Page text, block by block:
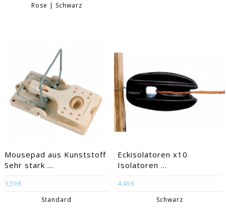
Rose | Schwarz
Mousepad aus Kunststoff
Sehr stark ...
3,59 €
Standard
Eckisolatoren x10
Isolatoren ...
4,49 €
Schwarz